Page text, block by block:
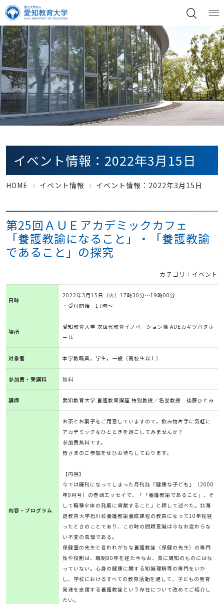
イベント情報：2022年3月15日
HOME イベント情報 イベント情報：2022年3月15日
第25回ＡＵＥアカデミックカフェ
「養護教諭になること」・「養護教諭
であること」の探究
カテゴリ：イベント
日時
2022年3月15日（火）17時30分～19時00分
・受付開始 17時～
場所
愛知教育大学 次世代教育イノベーション棟 AUEカキツバタホ
ール
対象者 本学教職員，学生，一般（高校生以上）
参加費・受講料 無料
講師 愛知教育大学 養護教育講座 特別教授／名誉教授 後藤ひとみ
内容・プログラム
お茶とお菓子をご用意していますので，飲み物片手に気軽に
アカデミックなひとときを過ごしてみませんか？
参加費無料です。
皆さまのご参加をぜひお待ちしております。
【内容】
今では廃刊になってしまった月刊誌『健康な子ども』（2000
年9月号）の巻頭エッセイで、「「養護教諭であること」、そ
して職種全体の発展に貢献すること」と題して述べた。北海
道教育大学旭川校養護教諭養成課程の教員になって10年程経
ったときのことであり、この時の問題意識は今なお変わらな
い不変の真理である。
保健室の先生と言われがちな養護教諭（保健の先生）の専門
性や役割は、職制80年を経た今なお、真に周知のものにはな
っていない。心身の健康に関する知識理解等の専門をいか
し、学校におけるすべての教育活動を通して、子どもの発育
発達を支援する養護教諭という存在について改めてご紹介し
たい。